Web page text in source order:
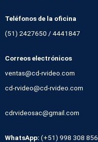
Teléfonos de la oficina
(51) 2427650 / 4441847
Correos electrónicos
ventas@cd-rvideo.com
cd-rvideo@cd-rvideo.com
cdrvideosac@gmail.com
WhatsApp: (+51) 998 308 856